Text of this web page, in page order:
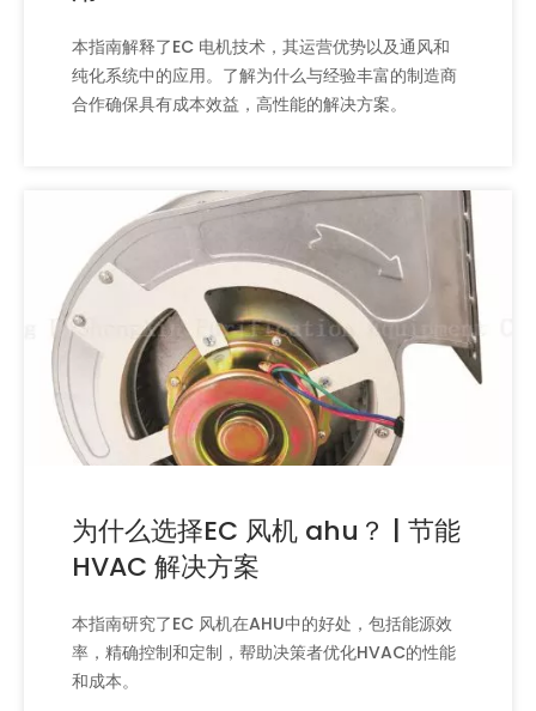
本指南解释了EC 电机技术，其运营优势以及通风和
纯化系统中的应用。了解为什么与经验丰富的制造商
合作确保具有成本效益，高性能的解决方案。
为什么选择EC 风机 ahu？ | 节能
HVAC 解决方案
本指南研究了EC 风机在AHU中的好处，包括能源效
率，精确控制和定制，帮助决策者优化HVAC的性能
和成本。